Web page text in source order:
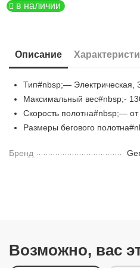
в наличии
Описание
Тип#nbsp;— Электрическая,
Максимальный вес#nbsp;-
Скорость полотна#nbsp;—
Размеры бегового
Бренд
Возможно, вас